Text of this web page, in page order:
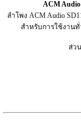
ACM
ลำโพง ACM Audio
สำหรับการใช้งานทั่
ส่ว